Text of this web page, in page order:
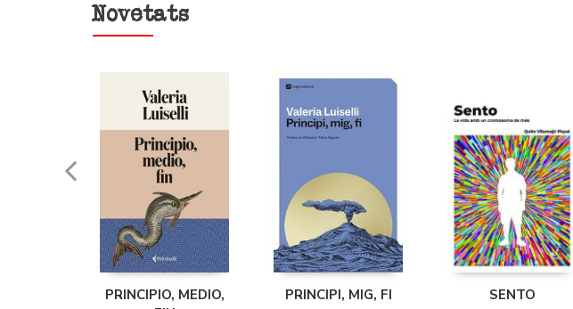
Novetats
PRINCIPIO, MEDIO,
PRINCIPI, MIG, FI SENTO